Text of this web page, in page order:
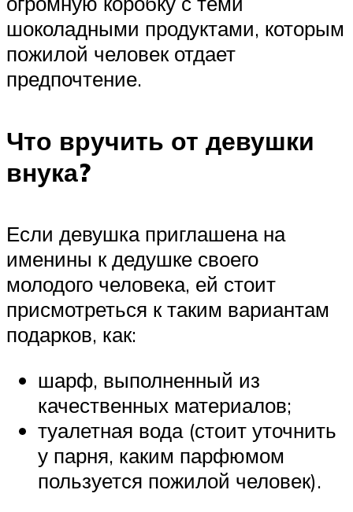
шоколадными продуктами, которым
пожилой человек отдает
предпочтение.
Что вручить от девушки
внука?
Если девушка приглашена на
именины к дедушке своего
молодого человека, ей стоит
присмотреться к таким вариантам
подарков, как:
шарф, выполненный из
качественных материалов;
туалетная вода (стоит уточнить
у парня, каким парфюмом
пользуется пожилой человек).